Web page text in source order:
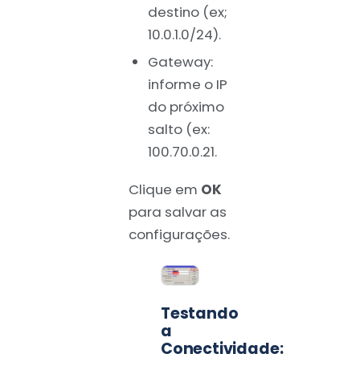
destino (ex;
10.0.1.0/24).
Gateway:
informe o IP
do próximo
salto (ex:
100.70.0.21.
Clique em OK
para salvar as
configurações.
Testando
a
Conectividade: